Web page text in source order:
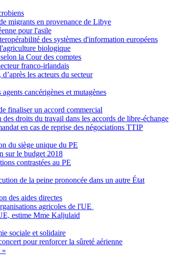
migrants en provenance de Libye
pour l'asile
des systèmes d'information européens
biologique
la Cour des comptes
franco-irlandais
les acteurs du secteur
cancérigènes et mutagènes
finaliser un accord commercial
droits du travail dans les accords de libre-échange
en cas de reprise des négociations TTIP
du siège unique du PE
sur le budget 2018
contrastées au PE
de la peine prononcée dans un autre État
des aides directes
agricoles de l'UE
estime Mme Kaljulaid
sociale et solidaire
pour renforcer la sûreté aérienne
»